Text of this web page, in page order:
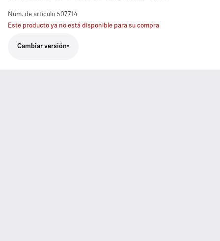
Núm. de artículo 507714
Este producto ya no está disponible para su compra
Cambiar versión